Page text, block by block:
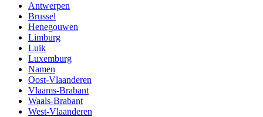
Antwerpen
Brussel
Henegouwen
Limburg
Luik
Luxemburg
Namen
Oost-Vlaanderen
Vlaams-Brabant
Waals-Brabant
West-Vlaanderen